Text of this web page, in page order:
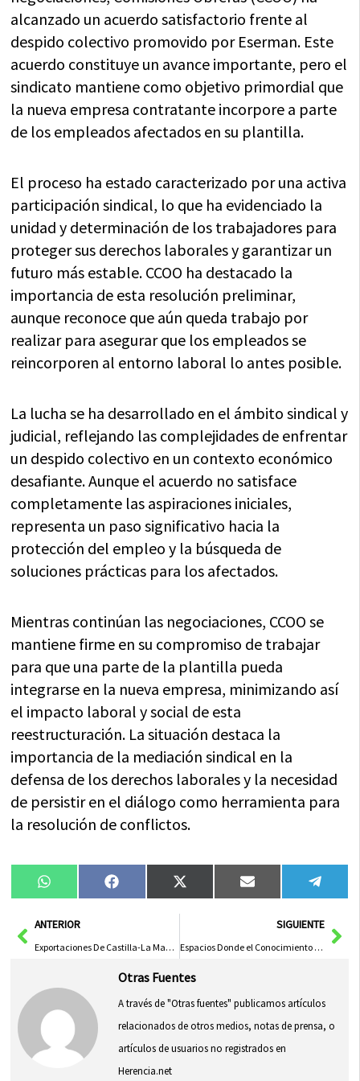
alcanzado un acuerdo satisfactorio frente al
despido colectivo promovido por Eserman. Este
acuerdo constituye un avance importante, pero el
sindicato mantiene como objetivo primordial que
la nueva empresa contratante incorpore a parte
de los empleados afectados en su plantilla.
El proceso ha estado caracterizado por una activa
participación sindical, lo que ha evidenciado la
unidad y determinación de los trabajadores para
proteger sus derechos laborales y garantizar un
futuro más estable. CCOO ha destacado la
importancia de esta resolución preliminar,
aunque reconoce que aún queda trabajo por
realizar para asegurar que los empleados se
reincorporen al entorno laboral lo antes posible.
La lucha se ha desarrollado en el ámbito sindical y
judicial, reflejando las complejidades de enfrentar
un despido colectivo en un contexto económico
desafiante. Aunque el acuerdo no satisface
completamente las aspiraciones iniciales,
representa un paso significativo hacia la
protección del empleo y la búsqueda de
soluciones prácticas para los afectados.
Mientras continúan las negociaciones, CCOO se
mantiene firme en su compromiso de trabajar
para que una parte de la plantilla pueda
integrarse en la nueva empresa, minimizando así
el impacto laboral y social de esta
reestructuración. La situación destaca la
importancia de la mediación sindical en la
defensa de los derechos laborales y la necesidad
de persistir en el diálogo como herramienta para
la resolución de conflictos.
Compartir
en
WhatsAppCompartir
en
FacebookCompartir
en
X
(Twitter)
Compartir
en
Email
en
AntANTERIOR
Exportaciones De Castilla-La Mancha Aumentan Un 3,7% En Agosto A Contracorriente Nacional
SIGUIENTE
Espacios Donde el Conocimiento se Libera y la Cultura se Democratiza
Otras Fuentes
A través de "Otras fuentes" publicamos artículos
relacionados de otros medios, notas de prensa, o
artículos de usuarios no registrados en
Herencia.net